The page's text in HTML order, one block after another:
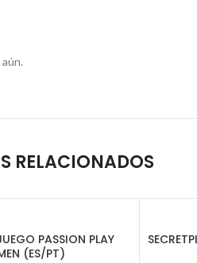
RELACIONADOS
AL CARRITO
PASSION PLAY
(ES/PT)